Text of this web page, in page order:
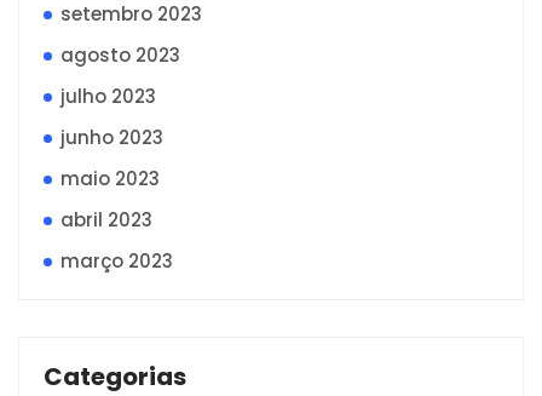
setembro 2023
agosto 2023
julho 2023
junho 2023
maio 2023
abril 2023
março 2023
Categorias